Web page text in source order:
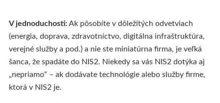
V jednoduchosti:Ak pôsobíte v dôležitých odvetviach
(energia, doprava, zdravotníctvo, digitálna infraštruktúra,
verejné služby a pod.) a nie ste miniatúrna firma, je veľká
šanca, že spadáte do NIS2. Niekedy sa vás NIS2 dotýka aj
„nepriamo“ – ak dodávate technológie alebo služby firme,
ktorá v NIS2 je.